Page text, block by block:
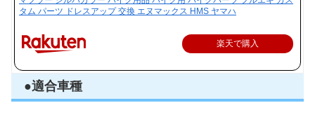
タム パーツ ドレスアップ 交換 エヌマックス HMS ヤマハ
楽天で購入
●適合車種